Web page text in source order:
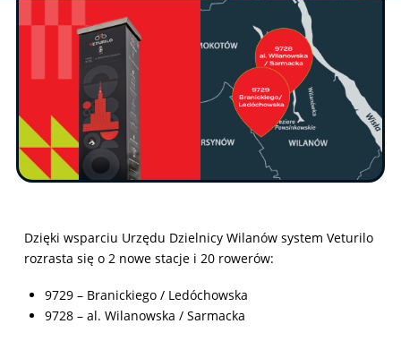
Dzięki wsparciu Urzędu Dzielnicy Wilanów system Veturilo
rozrasta się o 2 nowe stacje i 20 rowerów:
9729 – Branickiego / Ledóchowska
9728 – al. Wilanowska / Sarmacka